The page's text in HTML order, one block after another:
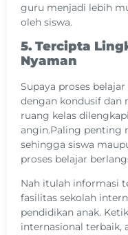
guru menjadi lebih
oleh siswa.
5. Tercipta
Nyaman
Supaya proses
dengan kondusif dan
ruang kelas
angin.Paling penting
sehingga siswa
proses belajar
Nah itulah informasi
fasilitas sekolah
pendidikan anak.
internasional terbaik,